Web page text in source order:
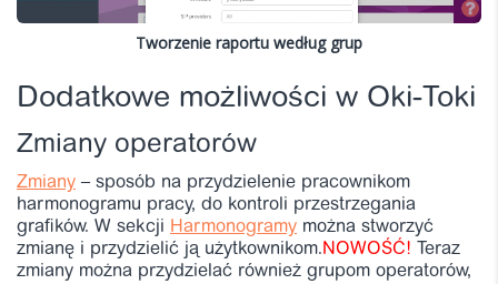
Tworzenie raportu według grup
Dodatkowe możliwości w Oki-Toki
Zmiany operatorów
Zmiany – sposób na przydzielenie pracownikom
harmonogramu pracy, do kontroli przestrzegania
grafików. W sekcji Harmonogramy można stworzyć
zmianę i przydzielić ją użytkownikom.NOWOŚĆ! Teraz
zmiany można przydzielać również grupom operatorów,